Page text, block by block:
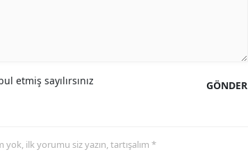
GÖNDER
etmiş sayılırsınız
ilk yorumu siz yazın, tartışalım *